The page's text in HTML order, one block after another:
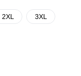
2XL 3XL